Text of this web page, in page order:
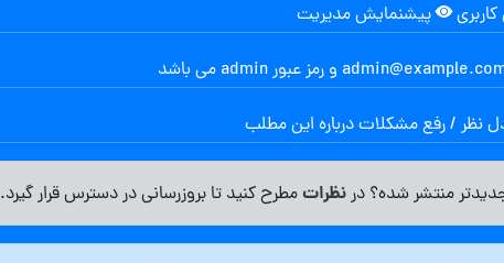
پیشنمایش مدیریت
نظر / رفع مشکلات درباره این مطلب
منتشر شده؟ درنظراتمطرح کنید تا بروزرسانی در دسترس قرار گیرد.